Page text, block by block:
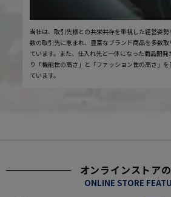
当社は、取引先様との共栄共存を重視した経営姿
数の取引先に恵まれ、豊富なブランド商品を多数
ています。また、仕入れ先と一体になった商品開
り「機能性の高さ」と「ファッション性の高さ」
ています。
オンラインストア
ONLINE STORE